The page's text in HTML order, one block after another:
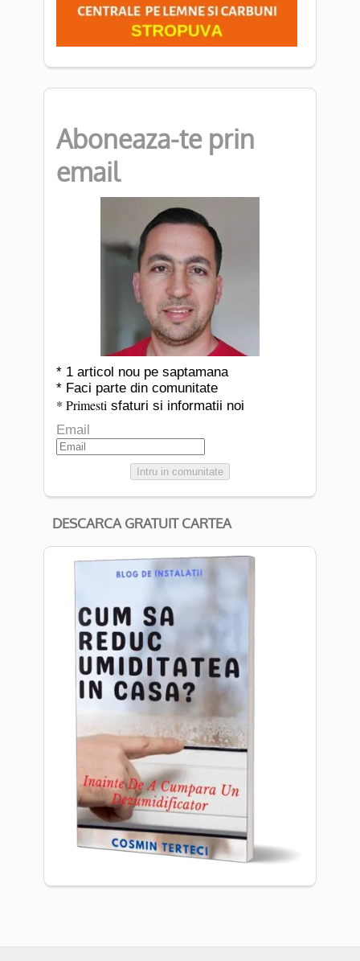
Aboneaza-te prin
email
* 1 articol nou pe saptamana
* Faci parte din comunitate
* Primesti sfaturi si informatii noi
Email
Intru in comunitate
DESCARCA GRATUIT CARTEA